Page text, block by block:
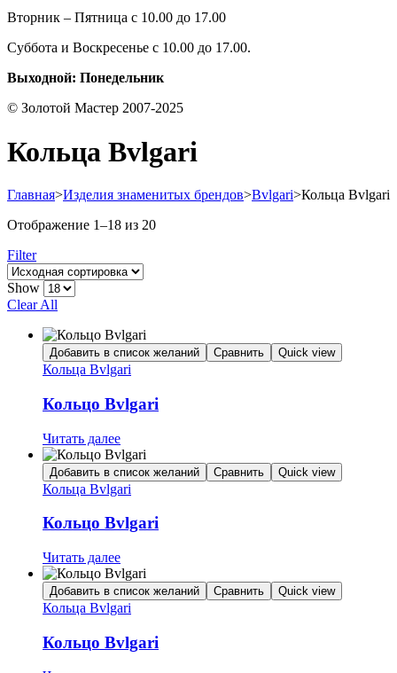
Вторник – Пятница с 10.00 до 17.00
Суббота и Воскресенье с 10.00 до 17.00.
Выходной: Понедельник
© Золотой Мастер 2007-2025
Кольца Bvlgari
Главная>Изделия знаменитых брендов>Bvlgari>Кольца Bvlgari
Отображение 1–18 из 20
Filter
Show
Clear All
Добавить в список желаний Сравнить Quick view
Кольца Bvlgari
Кольцо Bvlgari
Читать далее
Добавить в список желаний Сравнить Quick view
Кольца Bvlgari
Кольцо Bvlgari
Читать далее
Добавить в список желаний Сравнить Quick view
Кольца Bvlgari
Кольцо Bvlgari